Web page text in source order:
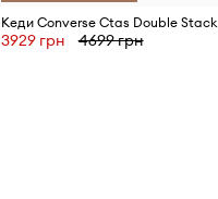
Кеди Converse Ctas Double Stack
3929 грн 4699 грн